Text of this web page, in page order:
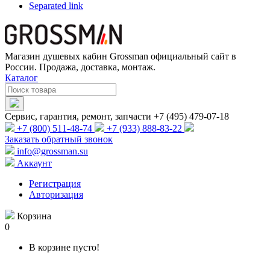
Separated link
Магазин душевых кабин Grossman официальный сайт в
России. Продажа, доставка, монтаж.
Каталог
Сервис, гарантия, ремонт, запчасти +7 (495) 479-07-18
+7 (800) 511-48-74
+7 (933) 888-83-22
Заказать обратный звонок
info@grossman.su
Аккаунт
Регистрация
Авторизация
Корзина
0
В корзине пусто!